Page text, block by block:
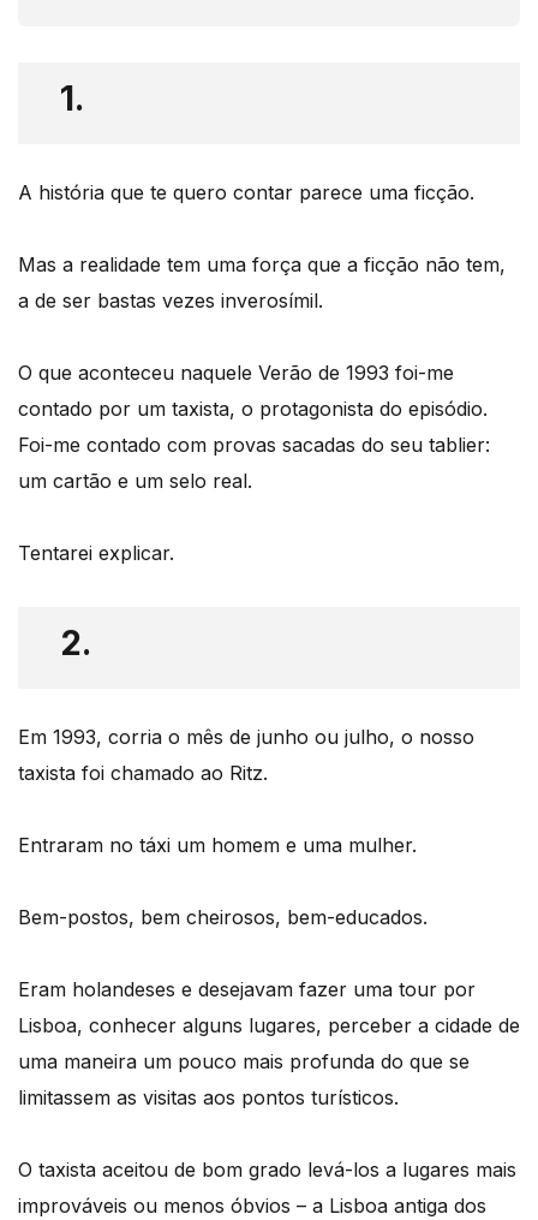
1.
A história que te quero contar parece uma ficção.
Mas a realidade tem uma força que a ficção não tem,
a de ser bastas vezes inverosímil.
O que aconteceu naquele Verão de 1993 foi-me
contado por um taxista, o protagonista do episódio.
Foi-me contado com provas sacadas do seu tablier:
um cartão e um selo real.
Tentarei explicar.
2.
Em 1993, corria o mês de junho ou julho, o nosso
taxista foi chamado ao Ritz.
Entraram no táxi um homem e uma mulher.
Bem-postos, bem cheirosos, bem-educados.
Eram holandeses e desejavam fazer uma tour por
Lisboa, conhecer alguns lugares, perceber a cidade de
uma maneira um pouco mais profunda do que se
limitassem as visitas aos pontos turísticos.
O taxista aceitou de bom grado levá-los a lugares mais
improváveis ou menos óbvios – a Lisboa antiga dos